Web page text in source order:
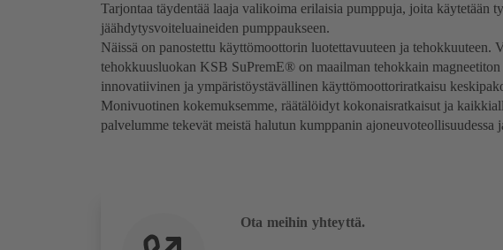
Tarjontaa täydentää laaja valikoima erilaisia pumppuja, joita käytetään
jäähdytysvoiteluaineiden pumppaukseen.
Näissä on panostettu käyttömoottorin luotettavuuteen ja tehokkuuteen.
tehokkuusluokan KSB SuPremE® on maailman tehokkain
innovatiivinen ja ympäristöystävällinen käyttömoottoriratkaisu
Monivuotinen kokemuksemme, räätälöidyt kokonaisratkaisut ja
palvelumme tekevät meistä halutun kumppanin ajoneuvoteollisuudessa
Ota meihin yhteyttä.